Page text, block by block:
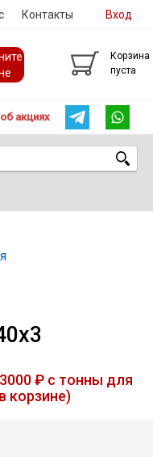
Контакты Вход
Корзина
пуста
акциях
₽ с тонны для
корзине)